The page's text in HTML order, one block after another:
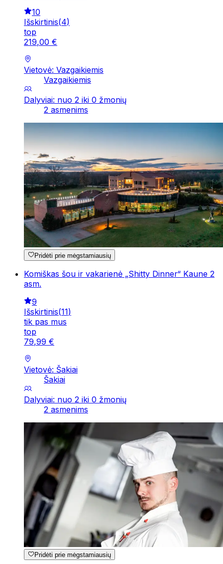
10
Išskirtinis(4)
top
219,00 €
Vietovė: Vazgaikiemis
Vazgaikiemis
Dalyviai: nuo 2 iki 0 žmonių
2 asmenims
Pridėti prie mėgstamiausių
Komiškas šou ir vakarienė „Shitty Dinner“ Kaune 2
asm.
9
Išskirtinis(11)
tik pas mus
top
79,99 €
Vietovė: Šakiai
Šakiai
Dalyviai: nuo 2 iki 0 žmonių
2 asmenims
Pridėti prie mėgstamiausių